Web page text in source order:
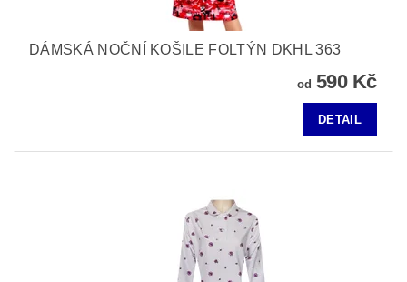
DÁMSKÁ NOČNÍ KOŠILE FOLTÝN DKHL 363
od 590 Kč
DETAIL